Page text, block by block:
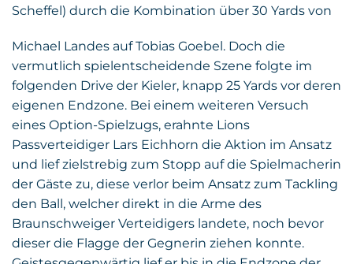
Scheffel) durch die Kombination über 30 Yards von
Michael Landes auf Tobias Goebel. Doch die
vermutlich spielentscheidende Szene folgte im
folgenden Drive der Kieler, knapp 25 Yards vor deren
eigenen Endzone. Bei einem weiteren Versuch
eines Option-Spielzugs, erahnte Lions
Passverteidiger Lars Eichhorn die Aktion im Ansatz
und lief zielstrebig zum Stopp auf die Spielmacherin
der Gäste zu, diese verlor beim Ansatz zum Tackling
den Ball, welcher direkt in die Arme des
Braunschweiger Verteidigers landete, noch bevor
dieser die Flagge der Gegnerin ziehen konnte.